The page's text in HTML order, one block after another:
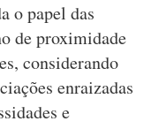
o papel das
de proximidade
considerando
enraizadas
e